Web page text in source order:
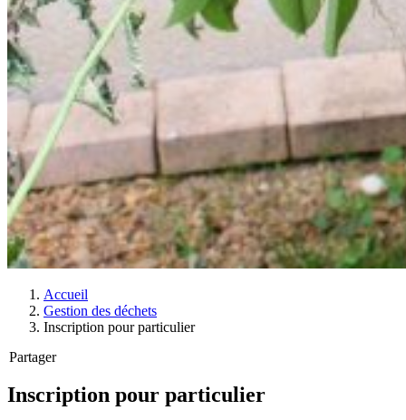
Accueil
Gestion des déchets
Inscription pour particulier
Partager
Inscription pour particulier